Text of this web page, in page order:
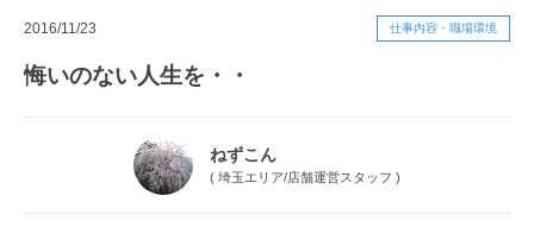
2016/11/23 仕事内容・職場環境
悔いのない人生を・・
ねずこん
( 埼玉エリア/店舗運営スタッフ )